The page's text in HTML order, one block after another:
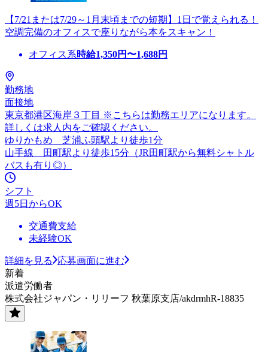
【7/21または7/29～1月末頃までの短期】1日で覚えられる！
空調完備のオフィスで座りながら本をスキャン！
オフィス系時給1,350円〜1,688円
勤務地
面接地
東京都港区海岸３丁目 ※こちらは勤務エリアになります。
詳しくは求人内をご確認ください。
ゆりかもめ 芝浦ふ頭駅より徒歩1分
山手線 田町駅より徒歩15分（JR田町駅から無料シャトル
バスも有り◎）
シフト
週5日からOK
交通費支給
未経験OK
詳細を見る
応募画面に進む
新着
派遣労働者
株式会社ジャパン・リリーフ 秋葉原支店/akdrmhR-18835